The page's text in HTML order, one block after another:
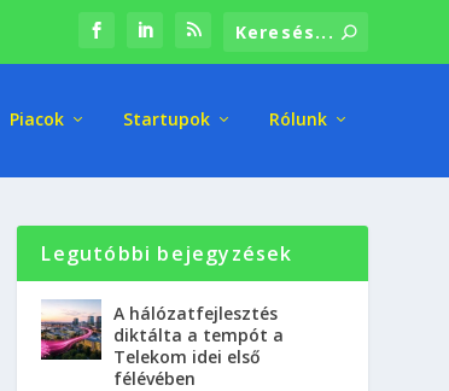
Piacok Startupok Rólunk
Legutóbbi bejegyzések
A hálózatfejlesztés
diktálta a tempót a
Telekom idei első
félévében